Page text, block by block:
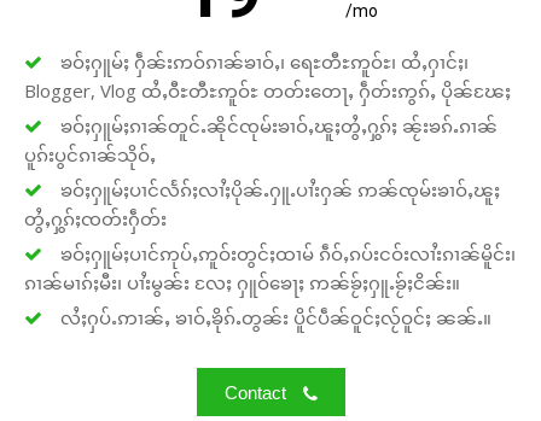
heard, every voice counts, and
justice can thrive.
/mo
ၶဝ်ႈႁူမ်ႈ ႁဵၼ်းဢဝ်ၵၢၼ်ၶၢဝ်ႇ၊ ရေႊတီႊဢူဝ်ႊ၊ ထႆႇႁၢင်ႈ၊
Blogger, Vlog ထႆႇဝီႊတီႊဢူဝ်ႊ တတ်းတေႃႇ ႁဵတ်းဢွၵ်ႇ ပိုၼ်ၽႄႈ
ၶဝ်ႈႁူမ်ႈၵၢၼ်တူင်ႉၼိုင်ၸုမ်းၶၢဝ်ႇၽူႈတွႆႇႁွၵ်ႈ ၼႂ်းၶၵ်ႉၵၢၼ်
ပူၵ်းပွင်ၵၢၼ်သိုဝ်ႇ
ၶဝ်ႈႁူမ်ႈပၢင်လႅၵ်ႈလၢႆႈပိုၼ်ႉႁူႉပၢႆးႁၼ် ဢၼ်ၸုမ်းၶၢဝ်ႇၽူႈ
တွႆႇႁွၵ်ႈၸတ်းႁဵတ်း
ၶဝ်ႈႁူမ်ႈပၢင်ဢုပ်ႇဢူဝ်းတွင်ႈထၢမ် ၵဵဝ်ႇၵပ်းငဝ်းလၢႆးၵၢၼ်မိူင်း၊
ၵၢၼ်မၢၵ်ႈမီး၊ ပၢႆးမွၼ်း လႄႈ ႁူဝ်ၶေႃႈ ဢၼ်ၶႂ်ႈႁူႉၶႂ်ႈငိၼ်း။
လႆႈႁပ်ႉဢၢၼ်ႇ ၶၢဝ်ႇၶိုၵ်ႉတွၼ်း ပိူင်ပဵၼ်ဝူင်ႈလႂ်ဝူင်ႈ ၼၼ်ႉ။
Contact